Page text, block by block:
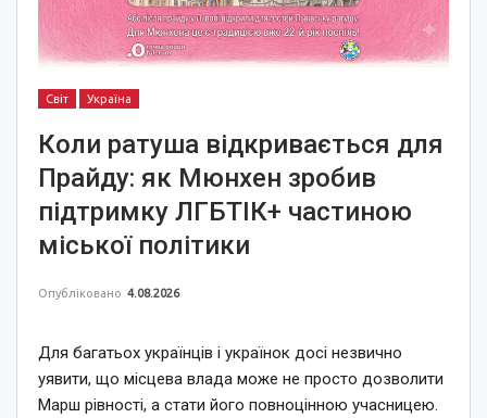
Світ Україна
Коли ратуша відкривається для
Прайду: як Мюнхен зробив
підтримку ЛГБТІК+ частиною
міської політики
Опубліковано 4.08.2026
Для багатьох українців і українок досі незвично
уявити, що місцева влада може не просто дозволити
Марш рівності, а стати його повноцінною учасницею.